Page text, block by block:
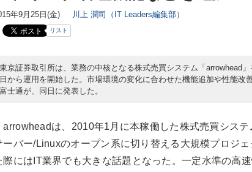
年9月25日(金) 川上 潤司（IT Leaders編集部）
リスト
東京証券取引所は、業務の中核となる株式売買システム「arrowhead
日から運用を開始した。市場環境の変化に合わせた機能追加や性能改
富士通が、同日に発表した。
は、2010年1月に本稼働した株式売買システ
ーバー/Linuxのオープン系に切り替える大規模プロジ
際にはIT業界でも大きな話題となった。一定水準の高